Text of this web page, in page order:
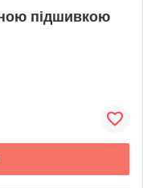
підшивкою